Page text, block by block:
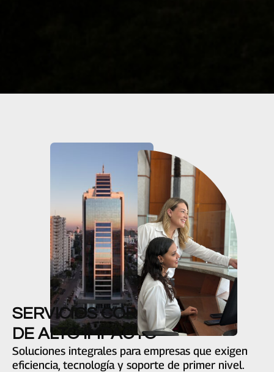
SERVICIOS CORPORATIVOS
DE ALTO IMPACTO
Soluciones integrales para empresas que exigen
eficiencia, tecnología y soporte de primer nivel.